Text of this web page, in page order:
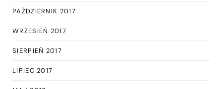
PAŹDZIERNIK 2017
WRZESIEŃ 2017
SIERPIEŃ 2017
LIPIEC 2017